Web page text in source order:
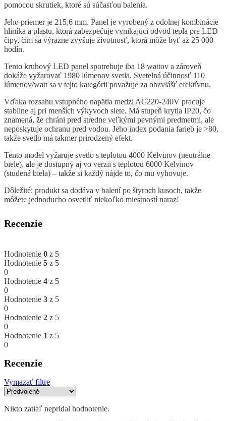
pomocou skrutiek, ktoré sú súčasťou balenia.
Jeho priemer je 215,6 mm. Panel je vyrobený z odolnej kombinácie
hliníka a plastu, ktorá zabezpečuje vynikajúci odvod tepla pre LED
čipy, čím sa výrazne zvyšuje životnosť, ktorá môže byť až 25 000
hodín.
Tento kruhový LED panel spotrebuje iba 18 wattov a zároveň
dokáže vyžarovať 1980 lúmenov svetla. Svetelná účinnosť 110
lúmenov/watt sa v tejto kategórii považuje za obzvlášť efektívnu.
Vďaka rozsahu vstupného napätia medzi AC220-240V pracuje
stabilne aj pri menších výkyvoch siete. Má stupeň krytia IP20, čo
znamená, že chráni pred stredne veľkými pevnými predmetmi, ale
neposkytuje ochranu pred vodou. Jeho index podania farieb je >80,
takže svetlo má takmer prirodzený efekt.
Tento model vyžaruje svetlo s teplotou 4000 Kelvinov (neutrálne
biele), ale je dostupný aj vo verzii s teplotou 6000 Kelvinov
(studená biela) – takže si každý nájde to, čo mu vyhovuje.
Dôležité: produkt sa dodáva v balení po štyroch kusoch, takže
môžete jednoducho osvetliť niekoľko miestností naraz!
Recenzie
Hodnotenie 0 z 5
Hodnotenie 5 z 5
0
Hodnotenie 4 z 5
0
Hodnotenie 3 z 5
0
Hodnotenie 2 z 5
0
Hodnotenie 1 z 5
0
Recenzie
Vymazať filtre
Nikto zatiaľ nepridal hodnotenie.